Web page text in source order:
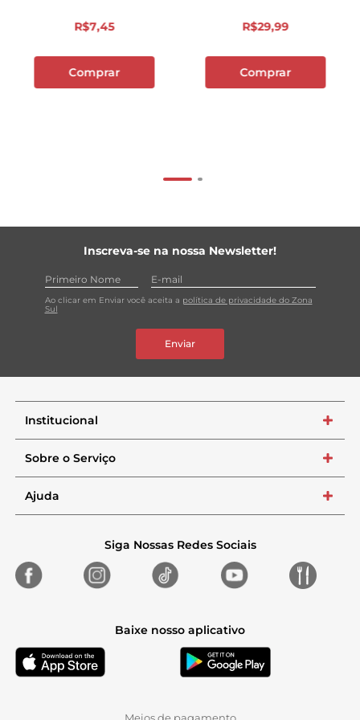
adicionar sal: os produtos foram desenvolvidos para
com todo o sabor e aroma de Knorr, com o sal na
medida. O nosso caldo é perfeito para temperar carne!
Que tal preparar uma deliciosa lasanha à bolonhesa ou
Conheça toda a nossa linha de caldos Knorr, Mais Sabor e
R$7,45
Comprar
R$29,99
Comprar
Inscreva-se na nossa Newsletter!
Ao clicar em Enviar você aceita a política de privacidade do Zona
Sul
Enviar
Institucional +
Sobre o Serviço +
Ajuda +
Siga Nossas Redes Sociais
Baixe nosso aplicativo